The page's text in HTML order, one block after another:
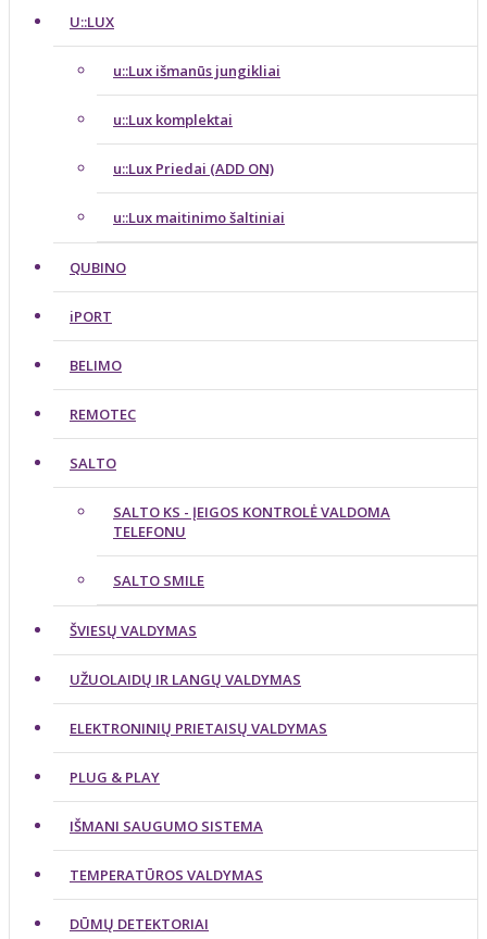
U::LUX
u::Lux išmanūs jungikliai
u::Lux komplektai
u::Lux Priedai (ADD ON)
u::Lux maitinimo šaltiniai
QUBINO
iPORT
BELIMO
REMOTEC
SALTO
SALTO KS - ĮEIGOS KONTROLĖ VALDOMA
TELEFONU
SALTO SMILE
ŠVIESŲ VALDYMAS
UŽUOLAIDŲ IR LANGŲ VALDYMAS
ELEKTRONINIŲ PRIETAISŲ VALDYMAS
PLUG & PLAY
IŠMANI SAUGUMO SISTEMA
TEMPERATŪROS VALDYMAS
DŪMŲ DETEKTORIAI